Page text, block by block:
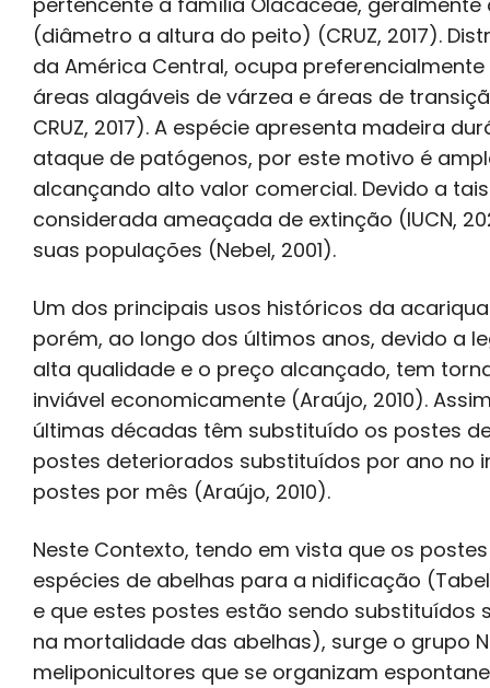
(diâmetro a altura do peito) (CRUZ, 2017).
da América Central, ocupa
áreas alagáveis de várzea e áreas de
CRUZ, 2017). A espécie apresenta madeira
ataque de patógenos, por este motivo é
alcançando alto valor comercial. Devido a
considerada ameaçada de extinção (IUCN,
suas populações (Nebel, 2001).
Um dos principais usos históricos da
porém, ao longo dos últimos anos, devido a
alta qualidade e o preço alcançado, tem
inviável economicamente (Araújo, 2010).
últimas décadas têm substituído os postes
postes deteriorados substituídos por ano no
postes por mês (Araújo, 2010).
Neste Contexto, tendo em vista que os
espécies de abelhas para a nidificação
e que estes postes estão sendo
na mortalidade das abelhas), surge o grupo
meliponicultores que se organizam